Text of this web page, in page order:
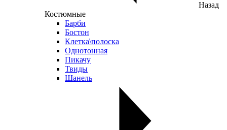
Назад
Костюмные
Барби
Бостон
Клетка\полоска
Однотонная
Пикачу
Твиды
Шанель